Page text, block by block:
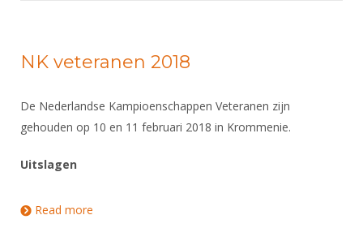
NK veteranen 2018
De Nederlandse Kampioenschappen Veteranen zijn
gehouden op 10 en 11 februari 2018 in Krommenie.
Uitslagen
Read more